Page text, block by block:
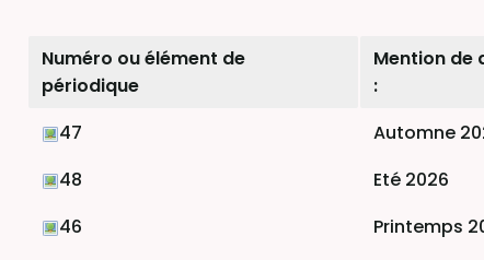
Numéro ou élément de
périodique
Mention de
:
47 Automne
48
Eté 2026
46
Printemps